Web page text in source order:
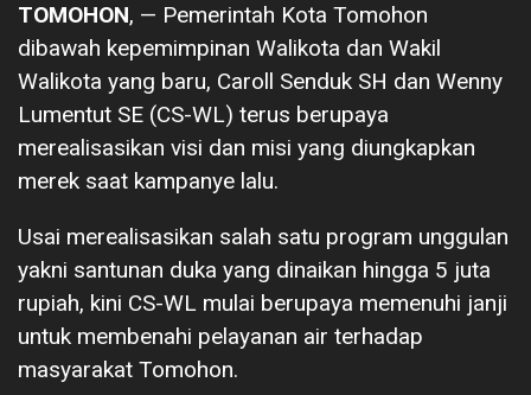
TOMOHON, — Pemerintah Kota Tomohon
dibawah kepemimpinan Walikota dan Wakil
Walikota yang baru, Caroll Senduk SH dan Wenny
Lumentut SE (CS-WL) terus berupaya
merealisasikan visi dan misi yang diungkapkan
merek saat kampanye lalu.
Usai merealisasikan salah satu program unggulan
yakni santunan duka yang dinaikan hingga 5 juta
rupiah, kini CS-WL mulai berupaya memenuhi janji
untuk membenahi pelayanan air terhadap
masyarakat Tomohon.